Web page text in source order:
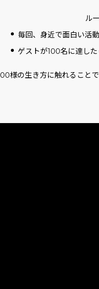
ル
毎回、身近で面白い活
ゲストが100名に達した
様の生き方に触れること